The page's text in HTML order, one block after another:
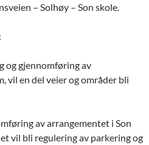
– Solhøy – Son skole.
og gjennomføring av
vil en del veier og områder bli
av arrangementet i Son
vil bli regulering av parkering og